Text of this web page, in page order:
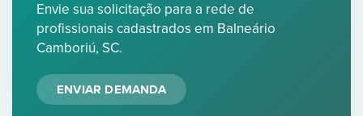
Envie sua solicitação para a rede de
profissionais cadastrados em Balneário
Camboriú, SC.
ENVIAR DEMANDA